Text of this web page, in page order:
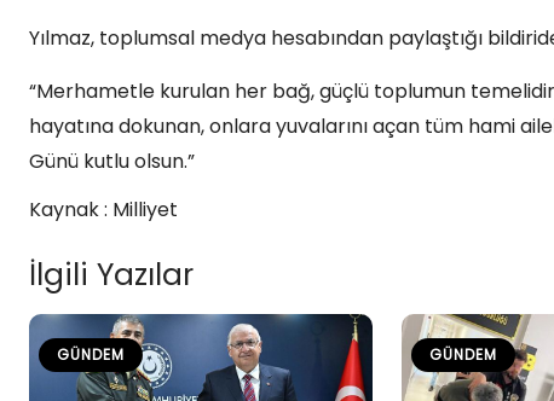
Yılmaz, toplumsal medya hesabından paylaştığı
“Merhametle kurulan her bağ, güçlü toplumun
hayatına dokunan, onlara yuvalarını açan tüm hami
Günü kutlu olsun.”
Kaynak : Milliyet
İlgili Yazılar
GÜNDEM GÜNDEM